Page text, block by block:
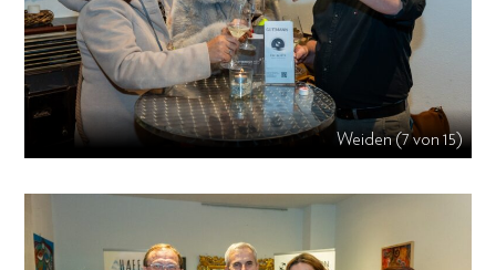
Weiden (7 von 15)